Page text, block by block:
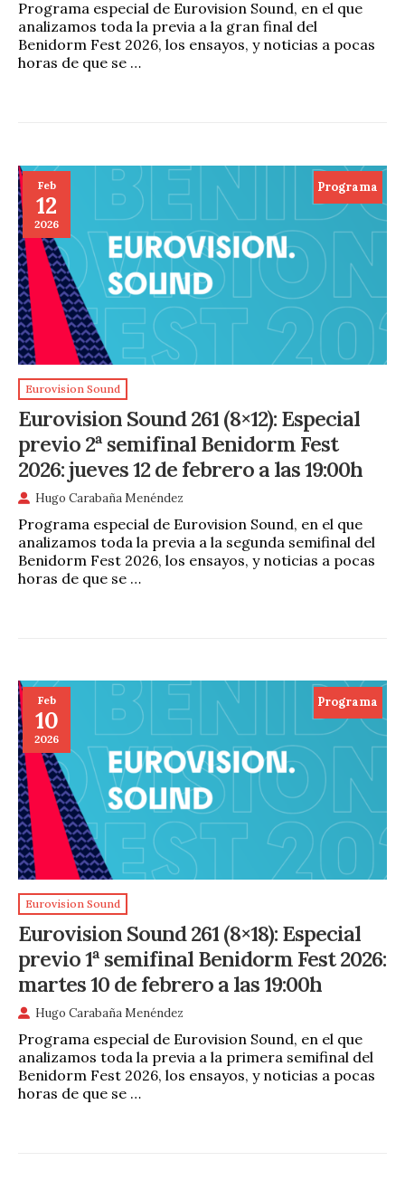
Programa especial de Eurovision Sound, en el que
analizamos toda la previa a la gran final del
Benidorm Fest 2026, los ensayos, y noticias a pocas
horas de que se …
Feb
12
2026
Programa
Eurovision Sound
Eurovision Sound 261 (8×12): Especial
previo 2ª semifinal Benidorm Fest
2026: jueves 12 de febrero a las 19:00h
Hugo Carabaña Menéndez
Programa especial de Eurovision Sound, en el que
analizamos toda la previa a la segunda semifinal del
Benidorm Fest 2026, los ensayos, y noticias a pocas
horas de que se …
Feb
10
2026
Programa
Eurovision Sound
Eurovision Sound 261 (8×18): Especial
previo 1ª semifinal Benidorm Fest 2026:
martes 10 de febrero a las 19:00h
Hugo Carabaña Menéndez
Programa especial de Eurovision Sound, en el que
analizamos toda la previa a la primera semifinal del
Benidorm Fest 2026, los ensayos, y noticias a pocas
horas de que se …